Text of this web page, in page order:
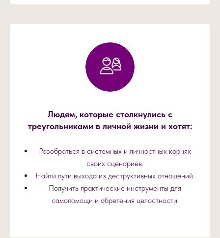
Людям, которые столкнулись с
треугольниками в личной жизни и хотят:
Разобраться в системных и личностных корнях
своих сценариев.
Найти пути выхода из деструктивных отношений.
Получить практические инструменты для
самопомощи и обретения целостности.